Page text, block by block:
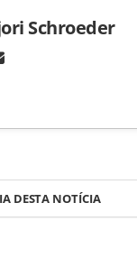
Schroeder
DESTA NOTÍCIA